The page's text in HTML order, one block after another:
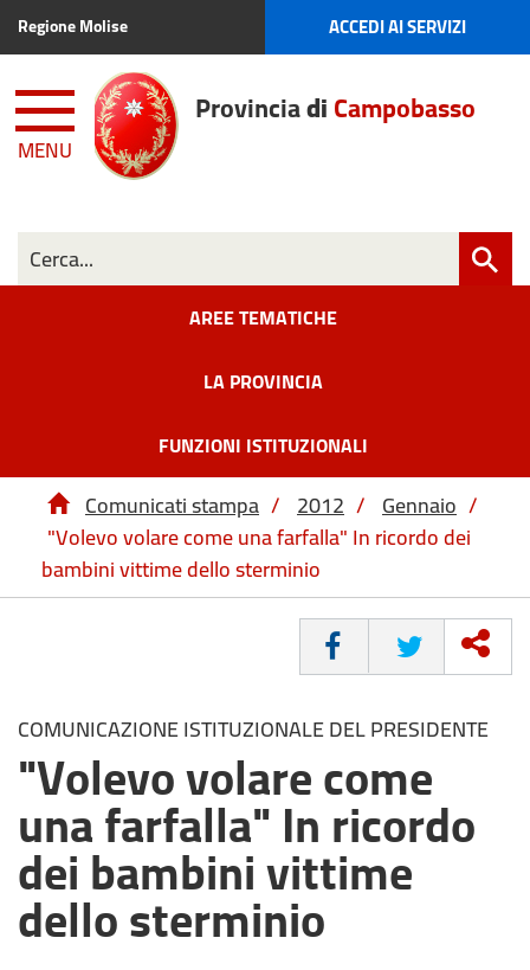
Regione Molise ACCEDI AI SERVIZI
MENU
ProvinciadiCampobasso
AREE TEMATICHE
LA PROVINCIA
FUNZIONI ISTITUZIONALI
Comunicati stampa / 2012 / Gennaio /
"Volevo volare come una farfalla" In ricordo dei
bambini vittime dello sterminio
CONDIVIDI
COMUNICAZIONE ISTITUZIONALE DEL PRESIDENTE
"Volevo volare come
una farfalla" In ricordo
dei bambini vittime
dello sterminio